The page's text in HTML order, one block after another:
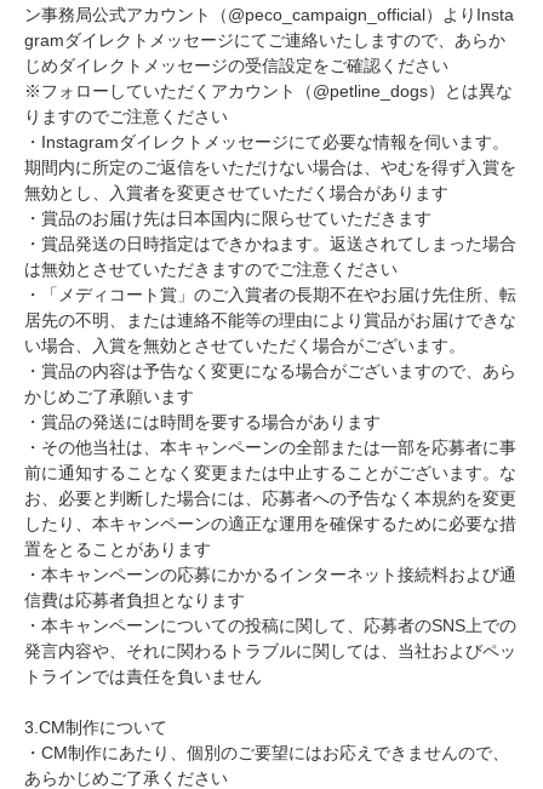
ン事務局公式アカウント（@peco_campaign_official）よりInsta
gramダイレクトメッセージにてご連絡いたしますので、あらか
じめダイレクトメッセージの受信設定をご確認ください
※フォローしていただくアカウント（@petline_dogs）とは異な
りますのでご注意ください
・Instagramダイレクトメッセージにて必要な情報を伺います。
期間内に所定のご返信をいただけない場合は、やむを得ず入賞を
無効とし、入賞者を変更させていただく場合があります
・賞品のお届け先は日本国内に限らせていただきます
・賞品発送の日時指定はできかねます。返送されてしまった場合
は無効とさせていただきますのでご注意ください
・「メディコート賞」のご入賞者の長期不在やお届け先住所、転
居先の不明、または連絡不能等の理由により賞品がお届けできな
い場合、入賞を無効とさせていただく場合がございます。
・賞品の内容は予告なく変更になる場合がございますので、あら
かじめご了承願います
・賞品の発送には時間を要する場合があります
・その他当社は、本キャンペーンの全部または一部を応募者に事
前に通知することなく変更または中止することがございます。な
お、必要と判断した場合には、応募者への予告なく本規約を変更
したり、本キャンペーンの適正な運用を確保するために必要な措
置をとることがあります
・本キャンペーンの応募にかかるインターネット接続料および通
信費は応募者負担となります
・本キャンペーンについての投稿に関して、応募者のSNS上での
発言内容や、それに関わるトラブルに関しては、当社およびペッ
トラインでは責任を負いません
3.CM制作について
・CM制作にあたり、個別のご要望にはお応えできませんので、
あらかじめご了承ください